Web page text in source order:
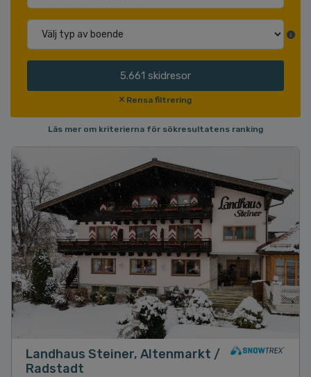
5.661 skidresor
Rensa filtrering
Läs mer om kriterierna för sökresultatens ranking
Landhaus Steiner, Altenmarkt /
Radstadt